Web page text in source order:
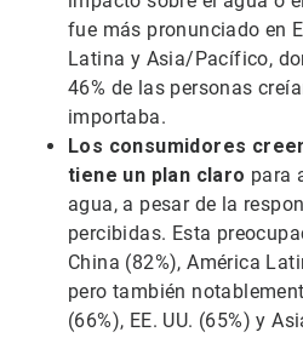
fue más pronunciado en
Latina y Asia/Pacífico,
46% de las personas
importaba.
Los consumidores
tiene un plan claro para
agua, a pesar de la
percibidas. Esta
China (82%), América
pero también
(66%), EE. UU. (65%) y